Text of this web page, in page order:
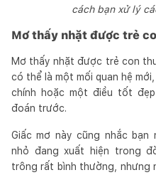
cách bạn xử lý
Mơ thấy nhặt được trẻ
Mơ thấy nhặt được trẻ con
có thể là một mối quan hệ
chính hoặc một điều tốt
đoán trước.
Giấc mơ này cũng nhắc
nhỏ đang xuất hiện trong
trông rất bình thường, nhưng